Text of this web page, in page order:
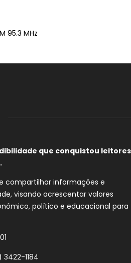
que conquistou leitores
compartilhar informações e
visando acrescentar valores
político e educacional para
1184